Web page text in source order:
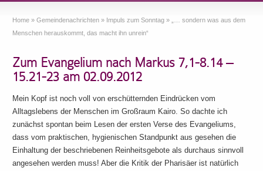
Home » Gemeindenachrichten » Impuls zum Sonntag »
„… sondern was aus dem
Menschen herauskommt, das macht ihn unrein“
Zum Evangelium nach Markus 7,1-8.14 –
15.21-23 am 02.09.2012
Mein Kopf ist noch voll von erschütternden Eindrücken vom
Alltagslebens der Menschen im Großraum Kairo. So dachte ich
zunächst spontan beim Lesen der ersten Verse des Evangeliums,
dass vom praktischen, hygienischen Standpunkt aus gesehen die
Einhaltung der beschriebenen Reinheitsgebote als durchaus sinnvoll
angesehen werden muss! Aber die Kritik der Pharisäer ist natürlich